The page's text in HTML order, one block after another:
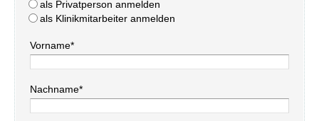
als Privatperson anmelden
als Klinikmitarbeiter anmelden
Vorname*
Nachname*